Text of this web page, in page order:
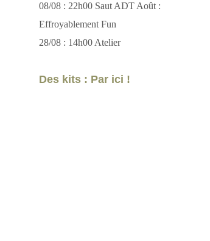
08/08 : 22h00 Saut ADT Août :
Effroyablement Fun
28/08 : 14h00 Atelier
Des kits : Par ici !